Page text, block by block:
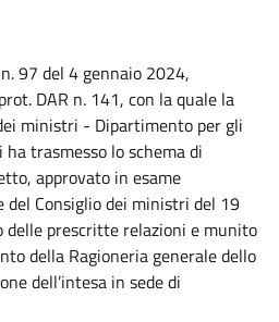
97 del 4 gennaio 2024,
DAR n. 141, con la quale la
ministri - Dipartimento per gli
trasmesso lo schema di
approvato in esame
Consiglio dei ministri del 19
delle prescritte relazioni e munito
della Ragioneria generale dello
dell’intesa in sede di